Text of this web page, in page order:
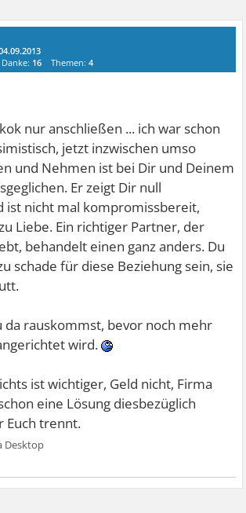
Danke: 16 Themen:4
nur anschließen ... ich war schon
jetzt inzwischen umso
und Nehmen ist bei Dir und Deinem
Er zeigt Dir null
ist nicht mal kompromissbereit,
Liebe. Ein richtiger Partner, der
behandelt einen ganz anders. Du
schade für diese Beziehung sein, sie
da rauskommst, bevor noch mehr
wird.
ist wichtiger, Geld nicht, Firma
eine Lösung diesbezüglich
Euch trennt.